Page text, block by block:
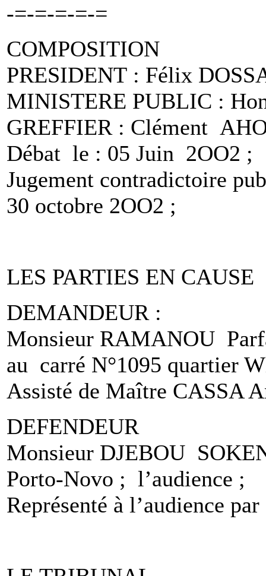
-=-=-=-=-=
COMPOSITION
PRESIDENT : Félix
MINISTERE PUBLIC :
GREFFIER : Clément
Débat le : 05 Juin 2OO2 ;
Jugement contradictoire
30 octobre 2OO2 ;
LES PARTIES EN CAUSE
DEMANDEUR :
Monsieur RAMANOU
au carré N°1095 quartier
Assisté de Maître CASSA
DEFENDEUR
Monsieur DJEBOU
Porto-Novo ; l’audience ;
Représenté à l’audience